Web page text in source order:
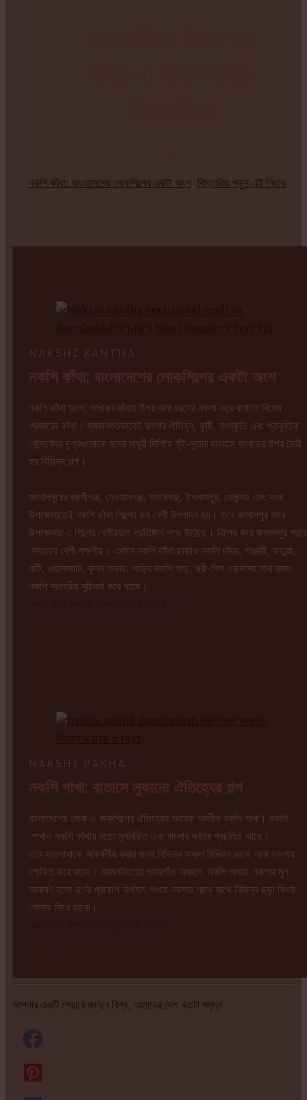
নকশি কাঁথা: বাংলাদেশের লোকশিল্পের একটা অংশ বিস্তারিত পড়ুন এই লিংকে
NAKSHI KANTHA
নকশি কাঁথা: বাংলাদেশের লোকশিল্পের একটা অংশ
নকশি কাঁথা হলো, সাধারণ কাঁথার উপর নানা ধরনের নকশা করে বানানো বিশেষ
প্রকারের কাঁথা। স্বভাবগতভাবেই বাংলার ঐতিহ্য, কৃষ্টি, সংস্কৃতি এবং প্রাকৃতিক
সৌন্দর্য্যের দৃশ্যগুলোকে মনের মাধুরী মিশিয়ে সূঁই-সুতার মাধ্যমে কাপড়ের উপর তৈরী
হয় বিভিন্ন গল্প।
জামালপুরের বকশীগঞ্জ, দেওয়ানগঞ্জ, মাদারগঞ্জ, ইসলামপুর, মেলান্দহ এবং সদর
উপজেলাতেই নকশি কাঁথা শিল্পের কম বেশী উৎপাদন হয়। তবে জামালপুর সদর
উপজেলায় এ শিল্পের বেশীরভাগ প্রতিষ্ঠান গড়ে উঠেছে। বিশেষ করে জামালপুর শহরে
সবচেয়ে বেশী লক্ষণীয়। এখানে নকশি কাঁথা ছাড়াও নকশি চাঁদর, পাঞ্জাবী, ফতুয়া,
কটি, ওয়ালম্যাট, কুশন কভার, শাড়ির নকশি পাড়, থ্রী-পিস ওড়নাসহ নানা রকম
নকশি সামগ্রীর সূচিকর্ম করে থাকে।
NAKSHI PAKHA
নকশি পাখা: বাতাসে লুকানো ঐতিহ্যের গল্প
বাংলাদেশের লোক ও কারুশিল্পের ঐতিহ্যের আরেক প্রতীক নকশি পাখা। নকশি
পাখাও নকশি কাঁথার মতো সুপরিচিত এবং বাংলার সর্বত্র প্রচলিত আছে।
তবে হাতপাখাকে আকর্ষণীয় করার জন্য বিভিন্ন অঞ্চল বিভিন্ন ভাবে নানা নকশায়
শোভিত করে থাকে। ময়মনসিংহের গফরগাঁও অঞ্চলে নকশি পাখার নকশার মূল
আকর্ষণ হলো বর্ণের প্রয়োগ অর্থ্যাৎ পাখায় নকশার সাথে সাথে বিভিন্ন ছড়া কিংবা
শ্লোক লিখে থাকে।
আপনার একটি শেয়ারে জানবে বিশ্ব, আমাদের দেশ কতটা সমৃদ্ধ